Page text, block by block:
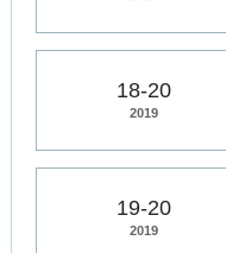
18-20
2019
19-20
2019